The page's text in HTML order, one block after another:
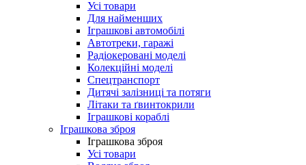
Усі товари
Для найменших
Іграшкові автомобілі
Автотреки, гаражі
Радіокеровані моделі
Колекційні моделі
Спецтранспорт
Дитячі залізниці та потяги
Літаки та ґвинтокрили
Іграшкові кораблі
Іграшкова зброя
Іграшкова зброя
Усі товари